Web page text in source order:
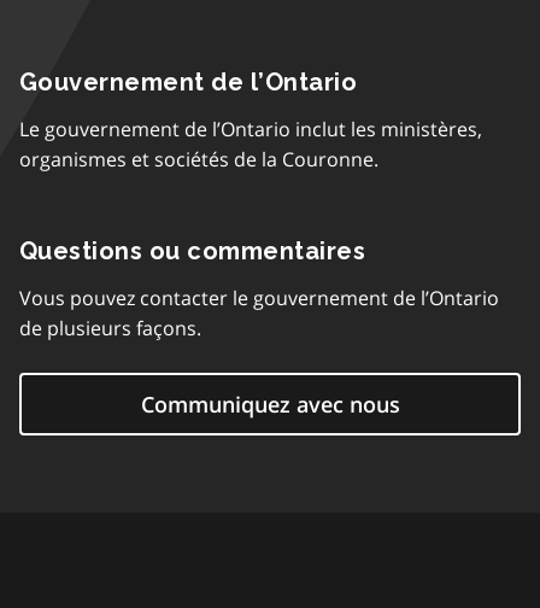
Gouvernement de l’Ontario
Le gouvernement de l’Ontario inclut les ministères,
organismes et sociétés de la Couronne.
Questions ou commentaires
Vous pouvez contacter le gouvernement de l’Ontario
de plusieurs façons.
Communiquez avec nous